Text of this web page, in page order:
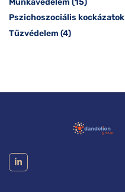
Pszichoszociális kockázatok
Tűzvédelem (4)